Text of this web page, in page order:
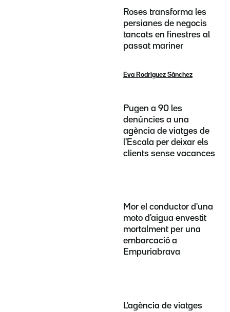
Roses transforma les
persianes de negocis
tancats en finestres al
passat mariner
Eva Rodríguez Sánchez
Pugen a 90 les
denúncies a una
agència de viatges de
l'Escala per deixar els
clients sense vacances
Mor el conductor d'una
moto d'aigua envestit
mortalment per una
embarcació a
Empuriabrava
L'agència de viatges